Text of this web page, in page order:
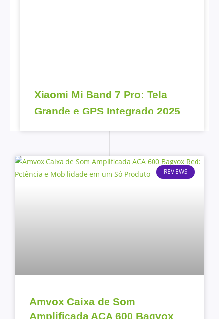
Xiaomi Mi Band 7 Pro: Tela
Grande e GPS Integrado 2025
REVIEWS
Amvox Caixa de Som
Amplificada ACA 600 Bagvox